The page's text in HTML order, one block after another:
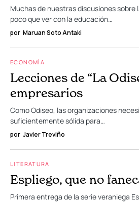
Muchas de nuestras discusiones sobre
poco que ver con la educación…
por Maruan Soto Antaki
ECONOMÍA
Lecciones de “La
empresarios
Como Odiseo, las organizaciones
suficientemente sólida para…
por Javier Treviño
LITERATURA
Espliego, que no
Primera entrega de la serie veraniega